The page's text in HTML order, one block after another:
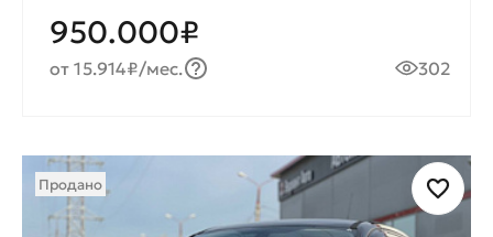
950.000₽
от 15.914₽/мес. 302
Продано